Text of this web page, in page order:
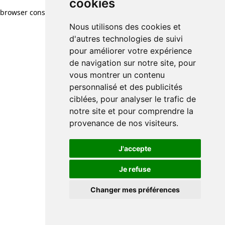
cookies
Nous utilisons des cookies et
d'autres technologies de suivi
pour améliorer votre expérience
de navigation sur notre site, pour
vous montrer un contenu
personnalisé et des publicités
ciblées, pour analyser le trafic de
notre site et pour comprendre la
provenance de nos visiteurs.
J'accepte
Je refuse
Changer mes préférences
browser console for more information)